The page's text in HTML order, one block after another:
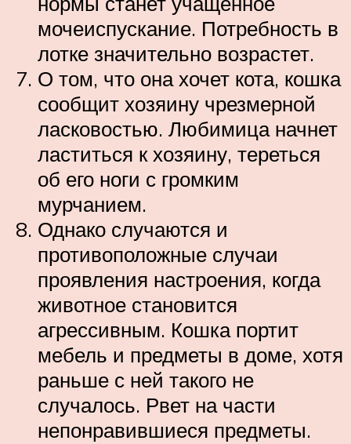
мочеиспускание. Потребность в
лотке значительно возрастет.
О том, что она хочет кота, кошка
сообщит хозяину чрезмерной
ласковостью. Любимица начнет
ластиться к хозяину, тереться
об его ноги с громким
мурчанием.
Однако случаются и
противоположные случаи
проявления настроения, когда
животное становится
агрессивным. Кошка портит
мебель и предметы в доме, хотя
раньше с ней такого не
случалось. Рвет на части
непонравившиеся предметы.